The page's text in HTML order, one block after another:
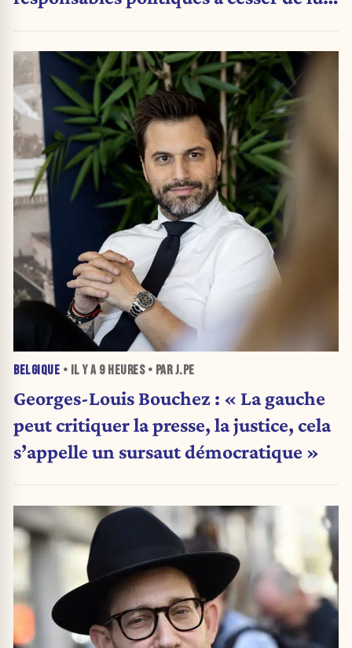
BELGIQUE • IL Y A 9 HEURES• PAR J.PE
Georges-Louis Bouchez : « La gauche
peut critiquer la presse, la justice, cela
s’appelle un sursaut démocratique »